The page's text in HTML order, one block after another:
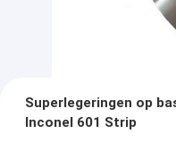
Superlegeringen op
Inconel 601 Strip